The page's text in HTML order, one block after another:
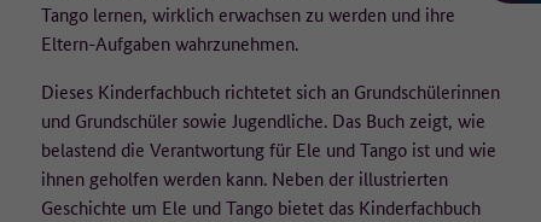
Tango lernen, wirklich erwachsen zu werden und ihre
Eltern-Aufgaben wahrzunehmen.
Dieses Kinderfachbuch richtetet sich an Grundschülerinnen
und Grundschüler sowie Jugendliche. Das Buch zeigt, wie
belastend die Verantwortung für Ele und Tango ist und wie
ihnen geholfen werden kann. Neben der illustrierten
Geschichte um Ele und Tango bietet das Kinderfachbuch
Die IP-Adresse wird nicht vollständig gespeichert, die letzten
beiden Oktette werden zum frühestmöglichen Zeitpunkt
Es werden keine Cookies auf dem Endgerät gespeichert. Wird eine
Einwilligung für die Datenerfassung nicht erteilt, erfolgt ein Opt-
Out-Cookie auf dem Endgerät, welcher dafür sorgt, dass keine
Daten erfasst werden.